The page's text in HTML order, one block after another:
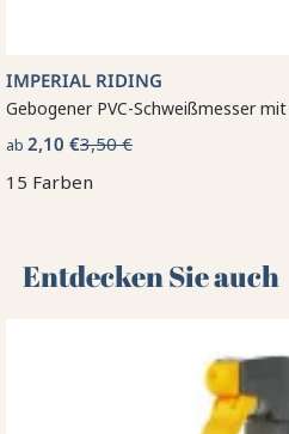
IMPERIAL RIDING
Gebogener PVC-Schweißmesser
ab 2,10 €3,50 €
15 Farben
Entdecken Sie auch